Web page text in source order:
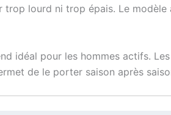
lourd ni trop épais. Le
idéal pour les hommes actifs.
de le porter saison après